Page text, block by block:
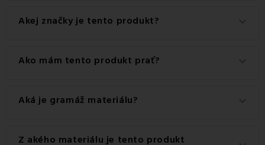
Tento produkt má praktické zapínanie na Zips.
Akej značky je tento produkt?
Ide o autentický produkt značky EMI.
Ako mám tento produkt prať?
Pre dosiahnutie najlepších výsledkov odporúčame tento
produkt prať na 60 °C.
Aká je gramáž materiálu?
Gramáž materiálu použitého pre tento produkt je 120
Z akého materiálu je tento produkt